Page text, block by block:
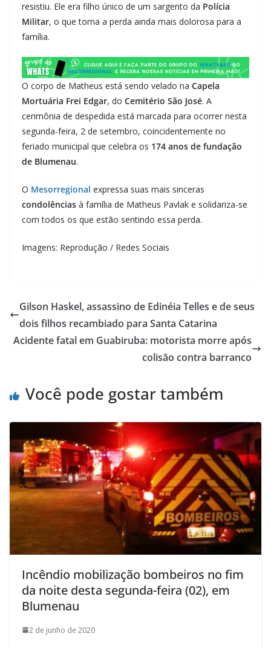
resistiu. Ele era filho único de um sargento da Polícia
Militar, o que torna a perda ainda mais dolorosa para a
família.
O corpo de Matheus está sendo velado na Capela
Mortuária Frei Edgar, do Cemitério São José. A
cerimônia de despedida está marcada para ocorrer nesta
segunda-feira, 2 de setembro, coincidentemente no
feriado municipal que celebra os 174 anos de fundação
de Blumenau.
O Mesorregional expressa suas mais sinceras
condolências à família de Matheus Pavlak e solidariza-se
com todos os que estão sentindo essa perda.
Imagens: Reprodução / Redes Sociais
Gilson Haskel, assassino de Edinéia Telles e de seus
dois filhos recambiado para Santa Catarina
Acidente fatal em Guabiruba: motorista morre após
colisão contra barranco
Você pode gostar também
Incêndio mobilização bombeiros no fim
da noite desta segunda-feira (02), em
Blumenau
2 de junho de 2020